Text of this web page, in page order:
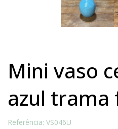
mini vaso ceramica
azul trama
Referência: VS046U